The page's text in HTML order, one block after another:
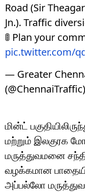
Road (Sir
Jn.). Traffic
🚦 Plan your
pic.twitter.com/
— Greater
(@ChennaiTraffic)
மின்ட்
மற்றும் இலகுரக
மருத்துவமனை
வழக்கமான
அப்பல்லோ